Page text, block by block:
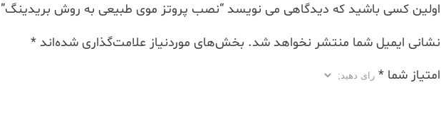
اولین کسی باشید که دیدگاهی می نویسد “نصب پروتز موی طبیعی به روش بریدینگ”
نشانی ایمیل شما منتشر نخواهد شد. بخش‌های موردنیاز علامت‌گذاری شده‌اند *
امتیاز شما *